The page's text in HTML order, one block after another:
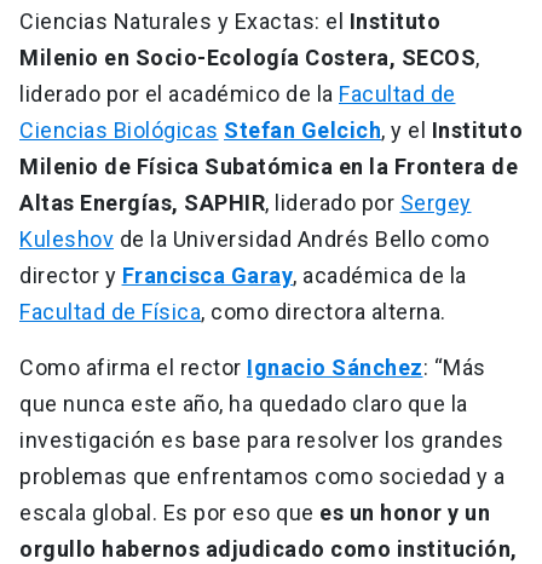
Ciencias Naturales y Exactas: el Instituto
Milenio en Socio-Ecología Costera, SECOS,
liderado por el académico de la Facultad de
Ciencias Biológicas Stefan Gelcich, y el Instituto
Milenio de Física Subatómica en la Frontera de
Altas Energías, SAPHIR, liderado por Sergey
Kuleshov de la Universidad Andrés Bello como
director y Francisca Garay, académica de la
Facultad de Física, como directora alterna.
Como afirma el rector Ignacio Sánchez: “Más
que nunca este año, ha quedado claro que la
investigación es base para resolver los grandes
problemas que enfrentamos como sociedad y a
escala global. Es por eso que es un honor y un
orgullo habernos adjudicado como institución,